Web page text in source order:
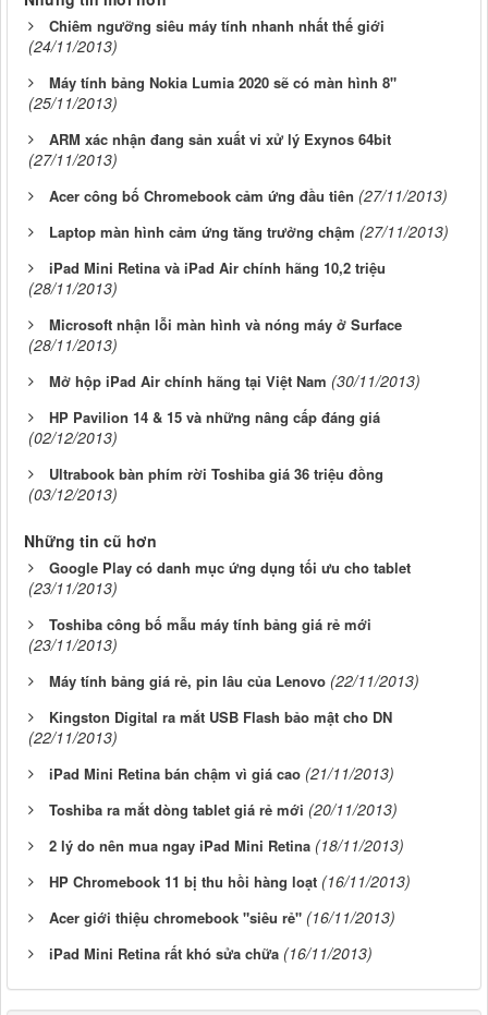
Chiêm ngưỡng siêu máy tính nhanh nhất thế giới
(24/11/2013)
Máy tính bảng Nokia Lumia 2020 sẽ có màn hình 8"
(25/11/2013)
ARM xác nhận đang sản xuất vi xử lý Exynos 64bit
(27/11/2013)
Acer công bố Chromebook cảm ứng đầu tiên (27/11/2013)
Laptop màn hình cảm ứng tăng trưởng chậm (27/11/2013)
iPad Mini Retina và iPad Air chính hãng 10,2 triệu
(28/11/2013)
Microsoft nhận lỗi màn hình và nóng máy ở Surface
(28/11/2013)
Mở hộp iPad Air chính hãng tại Việt Nam (30/11/2013)
HP Pavilion 14 & 15 và những nâng cấp đáng giá
(02/12/2013)
Ultrabook bàn phím rời Toshiba giá 36 triệu đồng
(03/12/2013)
Những tin cũ hơn
Google Play có danh mục ứng dụng tối ưu cho tablet
(23/11/2013)
Toshiba công bố mẫu máy tính bảng giá rẻ mới
(23/11/2013)
Máy tính bảng giá rẻ, pin lâu của Lenovo (22/11/2013)
Kingston Digital ra mắt USB Flash bảo mật cho DN
(22/11/2013)
iPad Mini Retina bán chậm vì giá cao (21/11/2013)
Toshiba ra mắt dòng tablet giá rẻ mới (20/11/2013)
2 lý do nên mua ngay iPad Mini Retina (18/11/2013)
HP Chromebook 11 bị thu hồi hàng loạt (16/11/2013)
Acer giới thiệu chromebook "siêu rẻ" (16/11/2013)
iPad Mini Retina rất khó sửa chữa (16/11/2013)